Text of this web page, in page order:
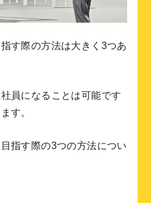
す際の方法は大きく3つあ
員になることは可能です
す。
指す際の3つの方法につい